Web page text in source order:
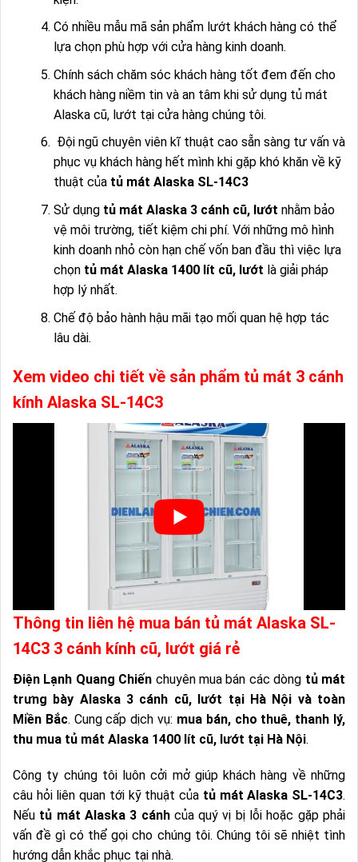
Có nhiều mẫu mã sản phẩm lướt khách hàng có thể
lựa chọn phù hợp với cửa hàng kinh doanh.
Chính sách chăm sóc khách hàng tốt đem đến cho
khách hàng niềm tin và an tâm khi sử dụng tủ mát
Alaska cũ, lướt tại cửa hàng chúng tôi.
Đội ngũ chuyên viên kĩ thuật cao sẵn sàng tư vấn và
phục vụ khách hàng hết mình khi gặp khó khăn về kỹ
thuật của tủ mát Alaska SL-14C3
Sử dụng tủ mát Alaska 3 cánh cũ, lướt nhằm bảo
vệ môi trường, tiết kiệm chi phí. Với những mô hình
kinh doanh nhỏ còn hạn chế vốn ban đầu thì việc lựa
chọn tủ mát Alaska 1400 lít cũ, lướt là giải pháp
hợp lý nhất.
Chế độ bảo hành hậu mãi tạo mối quan hệ hợp tác
lâu dài.
Xem video chi tiết về sản phẩm tủ mát 3 cánh
kính Alaska SL-14C3
Thông tin liên hệ mua bán tủ mát Alaska SL-
14C3 3 cánh kính cũ, lướt giá rẻ
Điện Lạnh Quang Chiến chuyên mua bán các dòng tủ mát
trưng bày Alaska 3 cánh cũ, lướt tại Hà Nội và toàn
Miền Bắc. Cung cấp dịch vụ: mua bán, cho thuê, thanh lý,
thu mua tủ mát Alaska 1400 lít cũ, lướt tại Hà Nội.
Công ty chúng tôi luôn cởi mở giúp khách hàng về những
câu hỏi liên quan tới kỹ thuật của tủ mát Alaska SL-14C3.
Nếu tủ mát Alaska 3 cánhcủa quý vị bị lỗi hoặc gặp phải
vấn đề gì có thể gọi cho chúng tôi. Chúng tôi sẽ nhiệt tình
hướng dẫn khắc phục tại nhà.